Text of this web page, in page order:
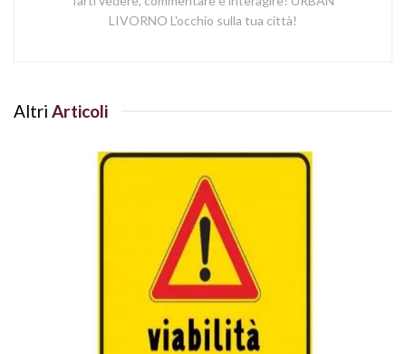
LIVORNO L'occhio sulla tua città!
Altri Articoli